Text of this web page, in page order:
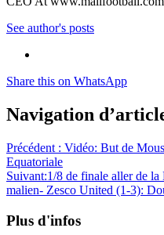
See author's posts
Share this on WhatsApp
Navigation
Précédent : Vidéo: But de
Equatoriale
Suivant:1/8 de finale aller de
malien- Zesco United (1-3):
Plus d'infos